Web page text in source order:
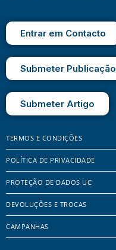
Entrar em Contacto
Submeter Publicação
Submeter Artigo
TERMOS E CONDIÇÕES
POLÍTICA DE PRIVACIDADE
PROTEÇÃO DE DADOS UC
DEVOLUÇÕES E TROCAS
CAMPANHAS